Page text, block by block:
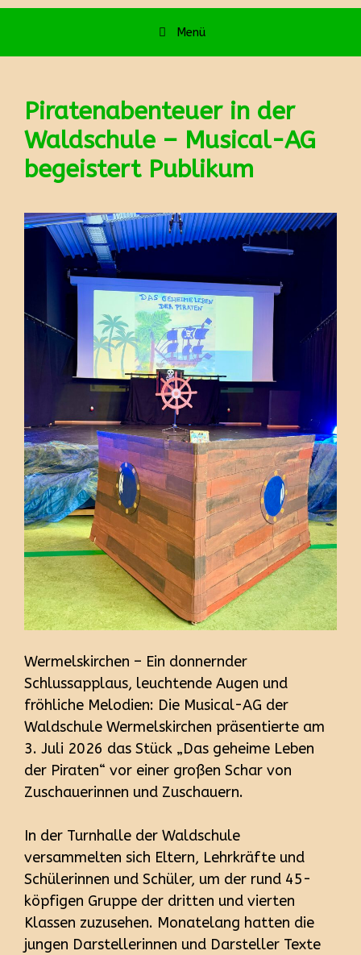
Menü
Piratenabenteuer in der
Waldschule – Musical-AG
begeistert Publikum
Wermelskirchen – Ein donnernder
Schlussapplaus, leuchtende Augen und
fröhliche Melodien: Die Musical-AG der
Waldschule Wermelskirchen präsentierte am
3. Juli 2026 das Stück „Das geheime Leben
der Piraten“ vor einer großen Schar von
Zuschauerinnen und Zuschauern.
In der Turnhalle der Waldschule
versammelten sich Eltern, Lehrkräfte und
Schülerinnen und Schüler, um der rund 45-
köpfigen Gruppe der dritten und vierten
Klassen zuzusehen. Monatelang hatten die
jungen Darstellerinnen und Darsteller Texte